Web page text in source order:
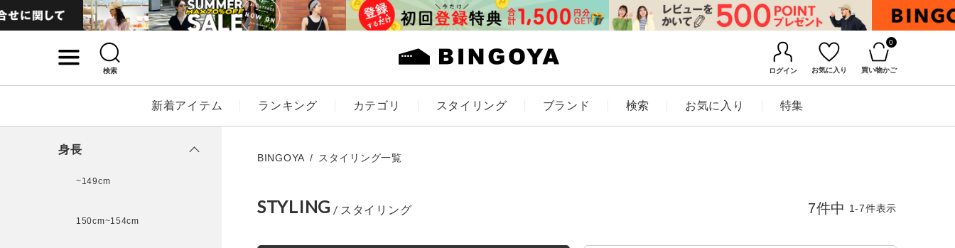
検索 ログイン お気に入り
0
買い物かご
新着アイテム ランキング カテゴリ スタイリング ブランド 検索 お気に入り 特集
キーワード
身長
~149cm
150cm~154cm
BINGOYA スタイリング一覧
STYLING 7件中 1-7件表示